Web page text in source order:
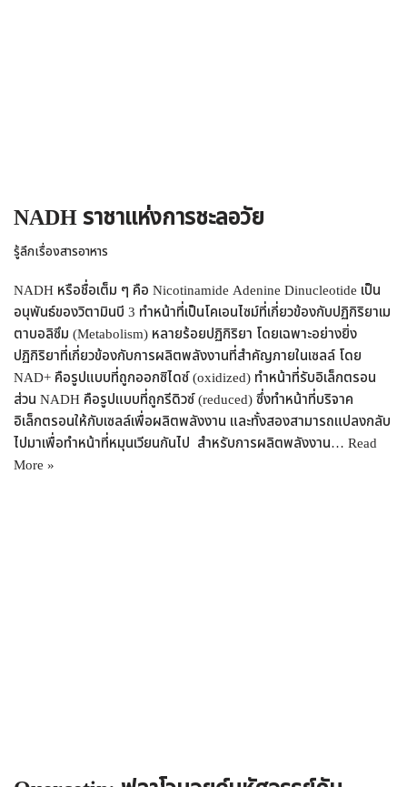
NADH ราชาแห่งการชะลอวัย
รู้ลึกเรื่องสารอาหาร
NADH หรือชื่อเต็ม ๆ คือ Nicotinamide Adenine Dinucleotide เป็น
อนุพันธ์ของวิตามินบี 3 ทำหน้าที่เป็นโคเอนไซม์ที่เกี่ยวข้องกับปฏิกิริยาเม
ตาบอลิซึม (Metabolism) หลายร้อยปฏิกิริยา โดยเฉพาะอย่างยิ่ง
ปฏิกิริยาที่เกี่ยวข้องกับการผลิตพลังงานที่สำคัญภายในเซลล์ โดย
NAD+ คือรูปแบบที่ถูกออกซิไดซ์ (oxidized) ทำหน้าที่รับอิเล็กตรอน
ส่วน NADH คือรูปแบบที่ถูกรีดิวซ์ (reduced) ซึ่งทำหน้าที่บริจาค
อิเล็กตรอนให้กับเซลล์เพื่อผลิตพลังงาน และทั้งสองสามารถแปลงกลับ
ไปมาเพื่อทำหน้าที่หมุนเวียนกันไป สำหรับการผลิตพลังงาน… Read
More »